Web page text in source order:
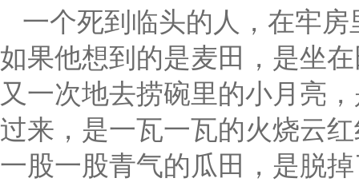
一个死到临头的人，在牢
如果他想到的是麦田，是坐
又一次地去捞碗里的小月亮
过来，是一瓦一瓦的火烧云
一股一股青气的瓜田，是脱